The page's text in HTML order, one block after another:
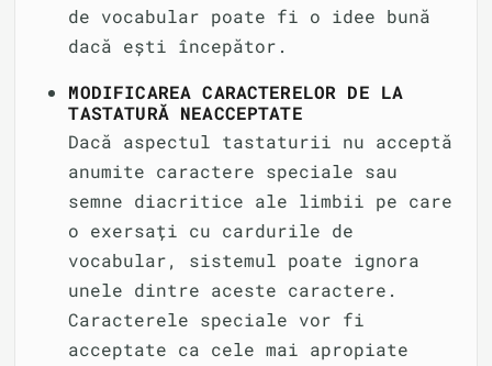
de vocabular poate fi o idee bună
dacă ești începător.
MODIFICAREA CARACTERELOR DE LA
TASTATURĂ NEACCEPTATE
Dacă aspectul tastaturii nu acceptă
anumite caractere speciale sau
semne diacritice ale limbii pe care
o exersați cu cardurile de
vocabular, sistemul poate ignora
unele dintre aceste caractere.
Caracterele speciale vor fi
acceptate ca cele mai apropiate